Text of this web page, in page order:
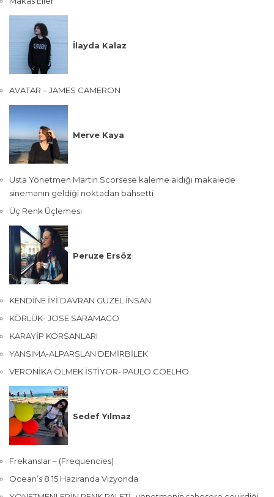
İlayda Kalaz
AVATAR – JAMES CAMERON
Merve Kaya
Usta Yönetmen Martin Scorsese kaleme aldığı makalede
sinemanın geldiği noktadan bahsetti
Üç Renk Üçlemesi
Peruze Ersöz
KENDİNE İYİ DAVRAN GÜZEL İNSAN
KÖRLÜK- JOSE SARAMAGO
KARAYİP KORSANLARI
YANSIMA-ALPARSLAN DEMİRBİLEK
VERONİKA ÖLMEK İSTİYOR- PAULO COELHO
Sedef Yılmaz
Frekanslar – (Frequencies)
Ocean’s 8 15 Haziranda Vizyonda